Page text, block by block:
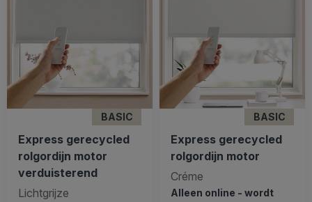
BASIC
Express gerecycled
rolgordijn motor
verduisterend
Lichtgrijze
BASIC
Express gerecycled
rolgordijn motor
Créme
Alleen online - wordt